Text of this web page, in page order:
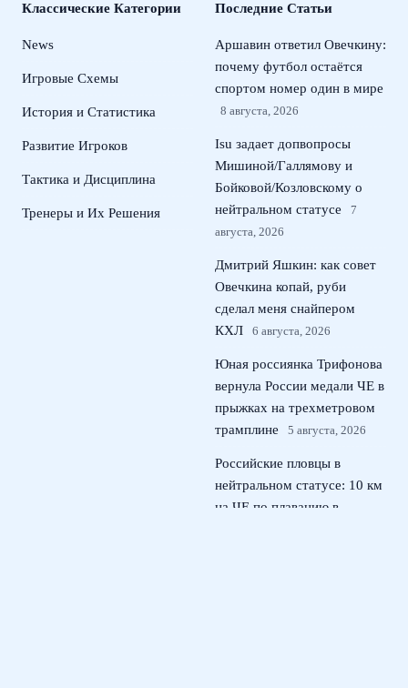
Классические Категории
News
Игровые Схемы
История и Статистика
Развитие Игроков
Тактика и Дисциплина
Тренеры и Их Решения
Последние Статьи
Аршавин ответил Овечкину:
почему футбол остаётся
спортом номер один в мире
8 августа, 2026
Isu задает допвопросы
Мишиной/Галлямову и
Бойковой/Козловскому о
нейтральном статусе
7
августа, 2026
Дмитрий Яшкин: как совет
Овечкина копай, руби
сделал меня снайпером
КХЛ
6 августа, 2026
Юная россиянка Трифонова
вернула России медали ЧЕ в
прыжках на трехметровом
трамплине
5 августа, 2026
Российские пловцы в
нейтральном статусе: 10 км
на ЧЕ по плаванию в